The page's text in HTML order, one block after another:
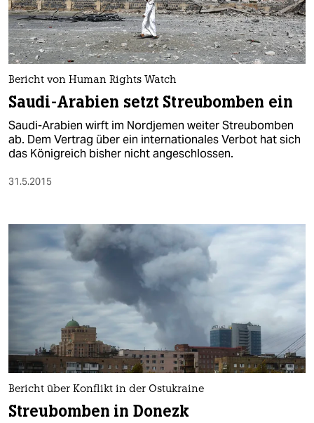
Bericht von Human Rights Watch
Saudi-Arabien setzt Streubomben ein
Saudi-Arabien wirft im Nordjemen weiter Streubomben
ab. Dem Vertrag über ein internationales Verbot hat sich
das Königreich bisher nicht angeschlossen.
31.5.2015
Bericht über Konflikt in der Ostukraine
Streubomben in Donezk